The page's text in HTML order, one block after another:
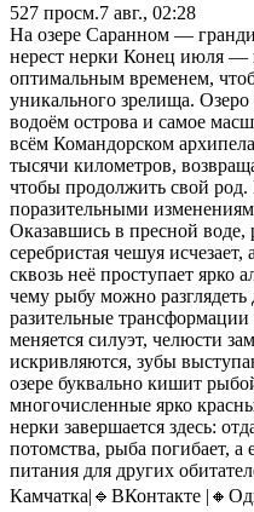
527 просм.7 авг., 02:28
На озере Саранном —
нерест нерки Конец июля —
оптимальным временем,
уникального зрелища.
водоём острова и самое
всём Командорском
тысячи километров,
чтобы продолжить свой род.
поразительными
Оказавшись в пресной воде,
серебристая чешуя
сквозь неё проступает ярко
чему рыбу можно разглядеть
разительные
меняется силуэт, челюсти
искривляются, зубы
озере буквально кишит
многочисленные ярко
нерки завершается здесь:
потомства, рыба погибает, а
питания для других
Камчатка|🔹ВКонтакте